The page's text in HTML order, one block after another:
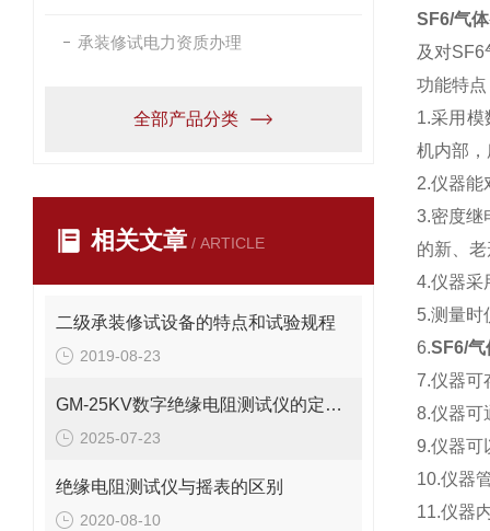
承装修试电力资质办理
全部产品分类
相关文章 / ARTICLE
二级承装修试设备的特点和试验规程
2019-08-23
GM-25KV数字绝缘电阻测试仪的定义和作用
2025-07-23
绝缘电阻测试仪与摇表的区别
2020-08-10
SF6/气
及对
功能特点
1.采用
机内部
2.仪器能
3.密度继
的新、
4.仪器采
5.测量时
6.SF6/气
7.仪器可
8.仪器可
9.仪器可
10.仪器
11.仪器